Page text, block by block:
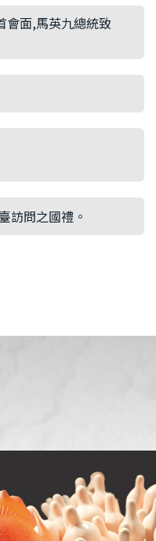
會面,馬英九總統致
訪問之國禮。